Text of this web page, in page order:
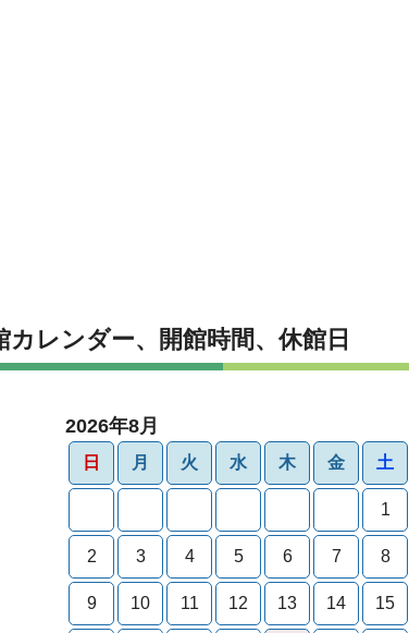
カレンダー、開館時間、休館日
2026年8月
日 月 火 水 木 金 土
1
2 3 4 5 6 7 8
9 10 11 12 13 14 15